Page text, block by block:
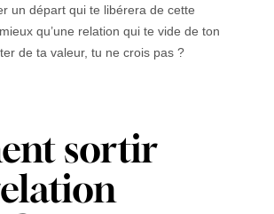
un départ qui te libérera de cette
qu’une relation qui te vide de ton
de ta valeur, tu ne crois pas ?
sortir